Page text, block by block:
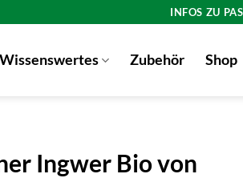
INFOS ZU
Wissenswertes Zubehör Shop
Ingwer Bio von